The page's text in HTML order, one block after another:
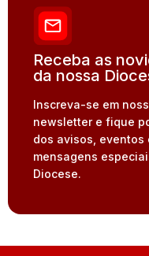
Receba as
da nossa
Inscreva-se em
newsletter e fique
dos avisos, eventos
mensagens
Diocese.